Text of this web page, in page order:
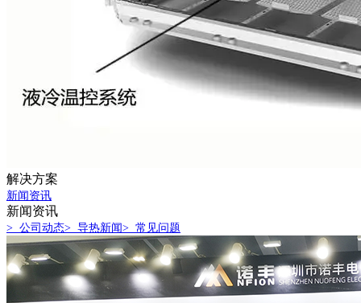
解决方案
新闻资讯
新闻资讯
> 公司动态> 导热新闻> 常见问题